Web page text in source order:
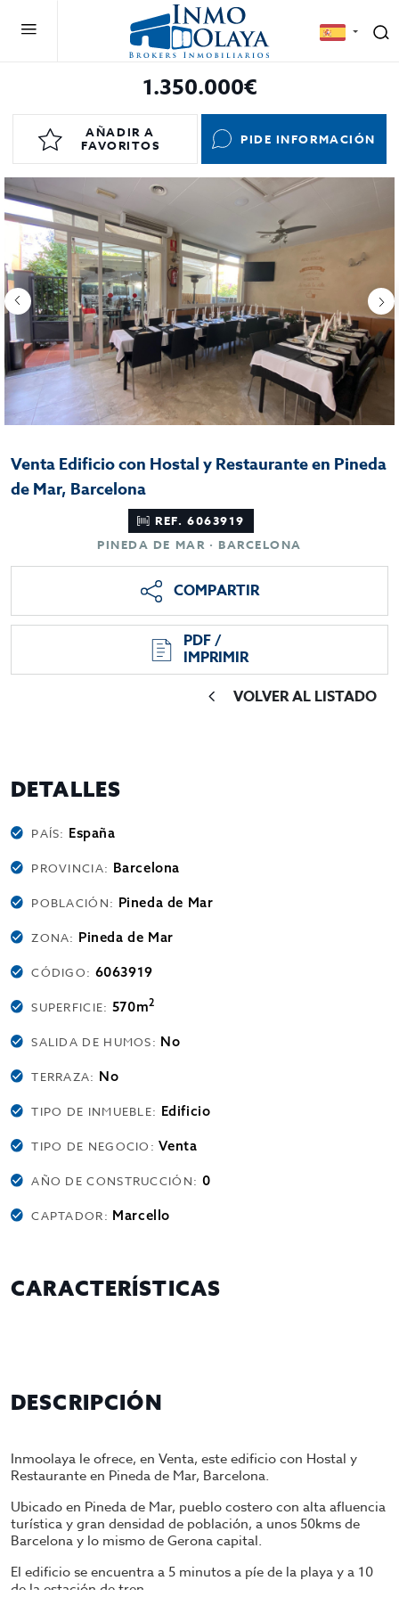
1.350.000€
AÑADIR A
FAVORITOS
PIDE INFORMACIÓN
Venta Edificio con Hostal y Restaurante en Pineda
de Mar, Barcelona
REF. 6063919
PINEDA DE MAR · BARCELONA
COMPARTIR
PDF /
IMPRIMIR
VOLVER AL LISTADO
DETALLES
PAÍS: España
PROVINCIA: Barcelona
POBLACIÓN: Pineda de Mar
ZONA: Pineda de Mar
CÓDIGO: 6063919
SUPERFICIE: 570m2
SALIDA DE HUMOS: No
TERRAZA: No
TIPO DE INMUEBLE: Edificio
TIPO DE NEGOCIO:Venta
AÑO DE CONSTRUCCIÓN: 0
CAPTADOR: Marcello
CARACTERÍSTICAS
DESCRIPCIÓN
Inmoolaya le ofrece, en Venta, este edificio con Hostal y
Restaurante en Pineda de Mar, Barcelona.
Ubicado en Pineda de Mar, pueblo costero con alta afluencia
turística y gran densidad de población, a unos 50kms de
Barcelona y lo mismo de Gerona capital.
El edificio se encuentra a 5 minutos a píe de la playa y a 10
de la estación de tren.